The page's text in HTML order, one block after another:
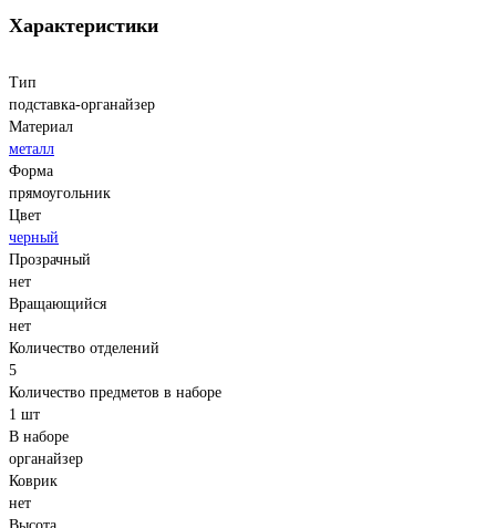
Характеристики
Тип
подставка-органайзер
Материал
металл
Форма
прямоугольник
Цвет
черный
Прозрачный
нет
Вращающийся
нет
Количество отделений
5
Количество предметов в наборе
1 шт
В наборе
органайзер
Коврик
нет